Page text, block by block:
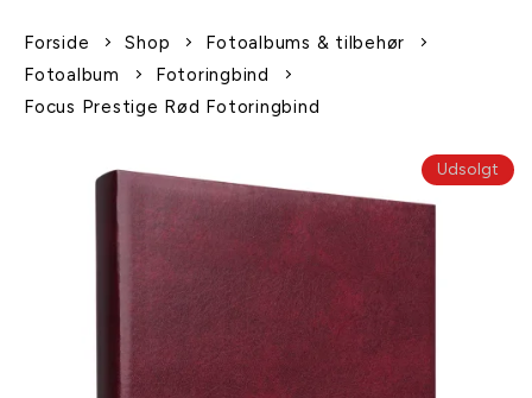
Forside Shop
Fotoalbums & tilbehør
Fotoalbum
Fotoringbind
Focus Prestige Rød Fotoringbind
Udsolgt